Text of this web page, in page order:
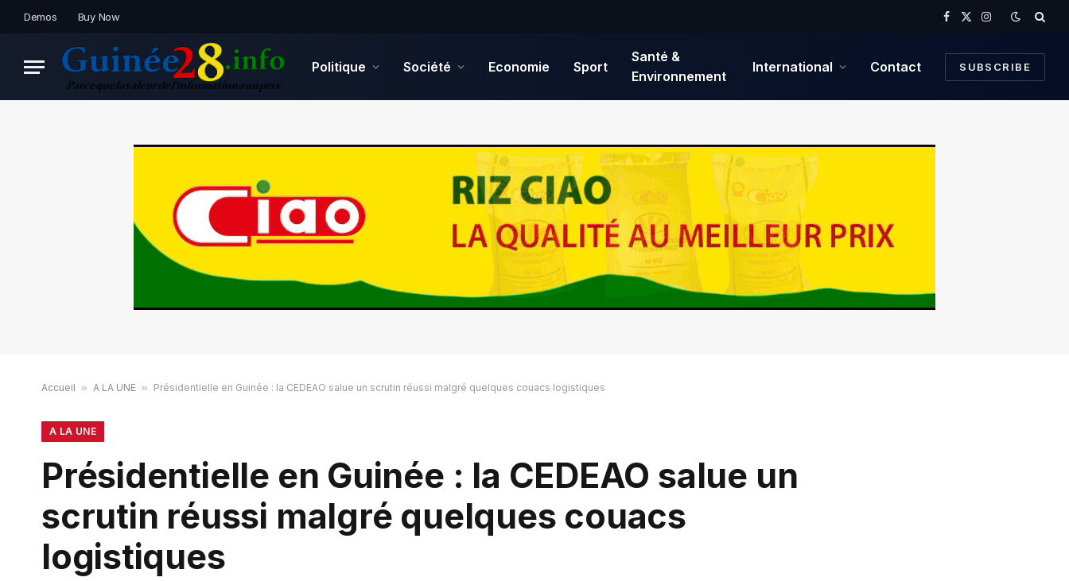
Demos Buy Now
Facebook
X
Instagram
Politique Société Economie Sport
Santé &
Environnement
International Contact SUBSCRIBE
Accueil » A LA UNE » Présidentielle en Guinée : la CEDEAO salue un scrutin réussi malgré quelques couacs logistiques
A LA UNE
Présidentielle en Guinée : la CEDEAO salue un
scrutin réussi malgré quelques couacs
logistiques